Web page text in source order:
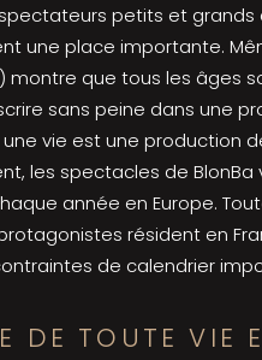
petits et grands
une place importante.
montre que tous les âges
sans peine dans une
vie est une production
les spectacles de
année en Europe.
résident en
de calendrier
DE TOUTE VIE